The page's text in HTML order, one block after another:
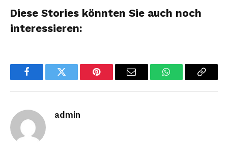
Diese Stories könnten Sie auch noch
interessieren:
FacebookTwitter Pinterest Email WhatsAppCopy
admin